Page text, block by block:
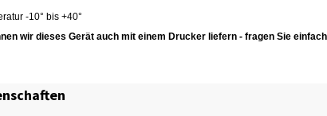
-10° bis +40°
wir dieses Gerät auch mit einem Drucker liefern - fragen Sie